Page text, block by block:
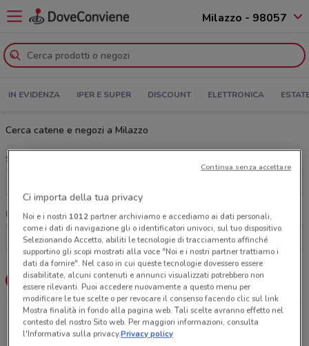
Milazzo - 98057
IN EVIDENZA IPER E SUPER DISCOUNT ELETTRONICA
Cerca catene e negozi a Milazzo
Scegli una categoria
Cerca una catena
Lista Mappa
Gigatel Piazza Mazzini,1 Milazzo
8 m
Ci importa della tua privacy
Noi e i nostri 1012partner archiviamo e accediamo ai dati personali,
come i dati di navigazione gli o identificatori univoci, sul tuo dispositivo.
Selezionando Accetto, abiliti le tecnologie di tracciamento affinché
supportino gli scopi mostrati alla voce "Noi e i nostri partner trattiamo i
dati da fornire". Nel caso in cui queste tecnologie dovessero essere
disabilitate, alcuni contenuti e annunci visualizzati potrebbero non
essere rilevanti. Puoi accedere nuovamente a questo menu per
modificare le tue scelte o per revocare il consenso facendo clic sul link
Mostra finalità in fondo alla pagina web. Tali scelte avranno effetto nel
contesto del nostro Sito web. Per maggiori informazioni, consulta
l'Informativa sulla privacy.Privacy policy
Continua senza accettare